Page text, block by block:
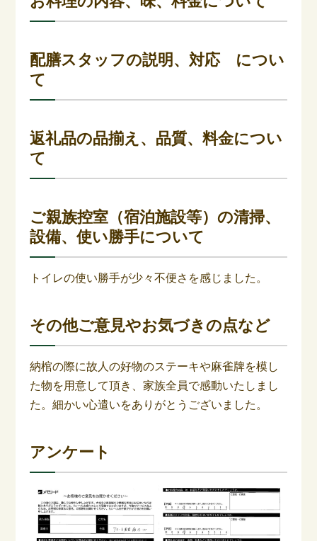
配膳スタッフの説明、対応 につい
て
返礼品の品揃え、品質、料金につい
て
ご親族控室（宿泊施設等）の清掃、
設備、使い勝手について
トイレの使い勝手が少々不便さを感じました。
その他ご意見やお気づきの点など
納棺の際に故人の好物のステーキや麻雀牌を模し
た物を用意して頂き、家族全員で感動いたしまし
た。細かい心遣いをありがとうございました。
アンケート